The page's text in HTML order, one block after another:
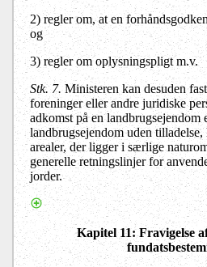
2)regler om, at en
og
3)regler om oplysningspligt m.v.
Stk. 7. Ministeren kan desuden
foreninger eller andre juridiske
adkomst på en landbrugsejendom
landbrugsejendom uden
arealer, der ligger i særlige
generelle retningslinjer for
jorder.
Kapitel 11: Fravigelse